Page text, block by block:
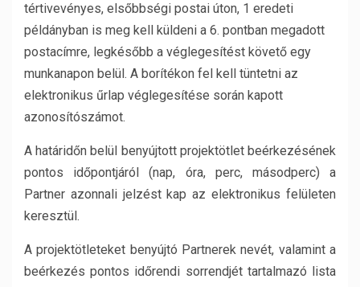
tértivevényes, elsőbbségi postai úton, 1 eredeti
példányban is meg kell küldeni a 6. pontban megadott
postacímre, legkésőbb a véglegesítést követő egy
munkanapon belül. A borítékon fel kell tüntetni az
elektronikus űrlap véglegesítése során kapott
azonosítószámot.
A határidőn belül benyújtott projektötlet beérkezésének
pontos időpontjáról (nap, óra, perc, másodperc) a
Partner azonnali jelzést kap az elektronikus felületen
keresztül.
A projektötleteket benyújtó Partnerek nevét, valamint a
beérkezés pontos időrendi sorrendjét tartalmazó lista